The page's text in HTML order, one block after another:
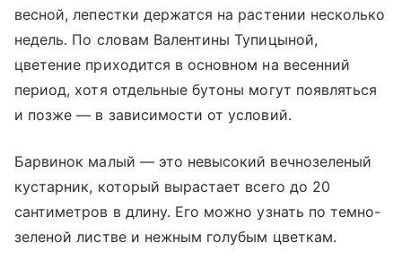
весной, лепестки держатся на растении несколько
недель. По словам Валентины Тупицыной,
цветение приходится в основном на весенний
период, хотя отдельные бутоны могут появляться
и позже — в зависимости от условий.
Барвинок малый — это невысокий вечнозеленый
кустарник, который вырастает всего до 20
сантиметров в длину. Его можно узнать по темно-
зеленой листве и нежным голубым цветкам.